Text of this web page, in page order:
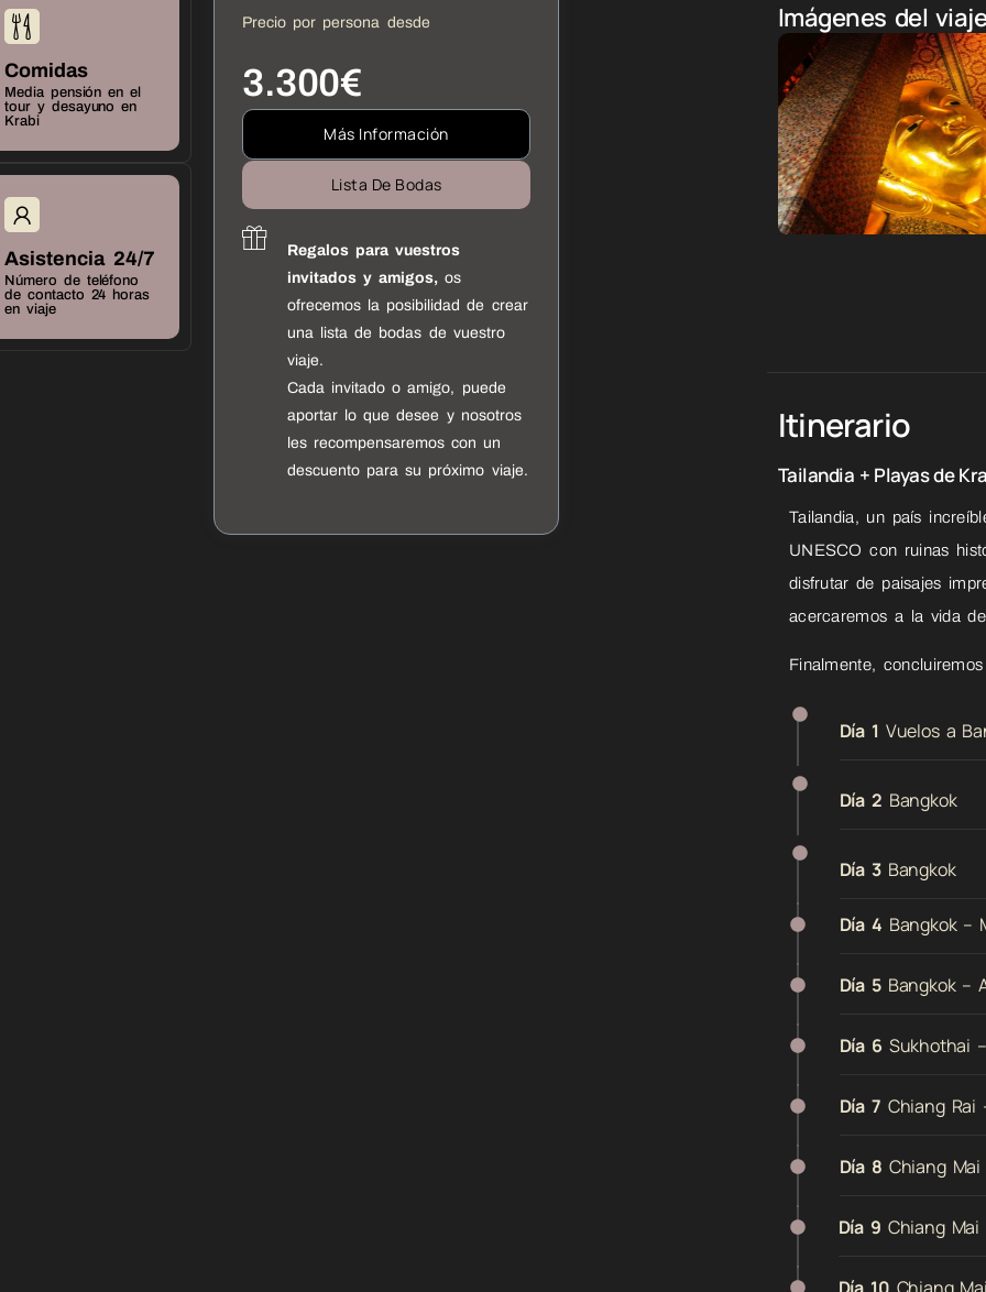
Comidas
Media pensión en el
tour y desayuno en
Krabi
Asistencia 24/7
Número de teléfono
de contacto 24 horas
en viaje
Precio por persona desde
3.300€
Más Información
Regalos para vuestros
invitados y amigos,os
ofrecemos la posibilidad de crear
una lista de bodas de vuestro
viaje.
Cada invitado o amigo, puede
aportar lo que desee y nosotros
les recompensaremos con un
descuento para su próximo viaje.
Lista De Bodas
Imágenes del
Itinerario
Tailandia + Playas de
Tailandia, un país
UNESCO con ruinas
disfrutar de paisajes
acercaremos a la vida
Finalmente,
Día 1 Vuelos a
Día 2 Bangkok
Día 3 Bangkok
Día 4 Bangkok –
Día 5 Bangkok –
Día 6 Sukhothai
Día 7 Chiang Rai
Día 8 Chiang
Día 9 Chiang